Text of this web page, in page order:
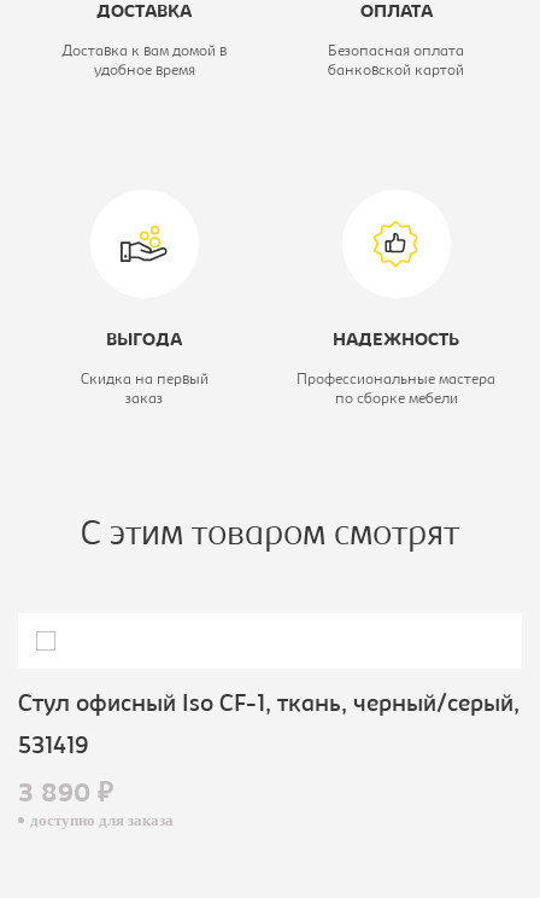
ДОСТАВКА
Доставка к вам домой в
удобное время
ОПЛАТА
Безопасная оплата
банковской картой
ВЫГОДА
Скидка на первый
заказ
НАДЕЖНОСТЬ
Профессиональные мастера
по сборке мебели
С этим товаром смотрят
Стул офисный Iso CF-1, ткань, черный/серый,
531419
3 890 ₽
доступно для заказа